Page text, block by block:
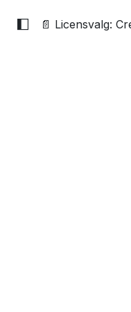
📄 Licensvalg: